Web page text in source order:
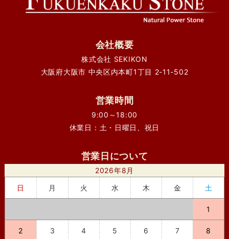
会社概要
株式会社 SEKIKON
大阪府大阪市 中央区内本町1丁目 2-11-502
営業時間
9:00～18:00
休業日：土・日曜日、祝日
営業日について
2026年8月
日
月 火 水 木 金 土
1
2 3 4 5 6 7 8